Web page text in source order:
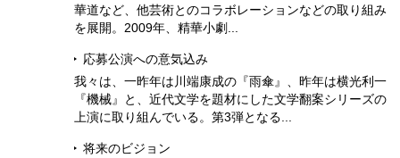
華道など、他芸術とのコラボレーションなどの取り組み
を展開。2009年、精華小劇...
応募公演への意気込み
我々は、一昨年は川端康成の『雨傘』、昨年は横光利一
『機械』と、近代文学を題材にした文学翻案シリーズの
上演に取り組んでいる。第3弾となる...
将来のビジョン